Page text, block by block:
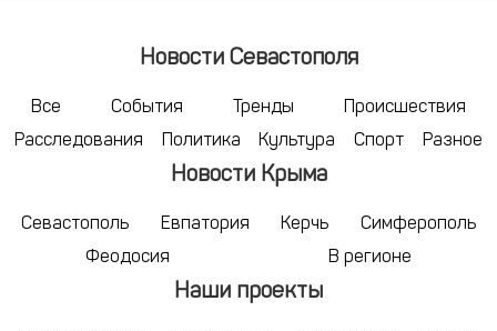
Новости Севастополя
Все События Тренды
Происшествия
Расследования
Политика Культура Спорт Разное
Новости Крыма
Севастополь Евпатория Керчь
Симферополь
Феодосия
В регионе
Наши проекты